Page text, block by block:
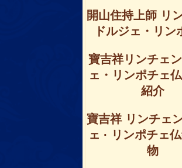
開山住持上師 リ
ドルジェ・リン
寶吉祥リンチェ
ェ・リンポチェ
紹介
寶吉祥 リンチェ
ェ · リンポチェ
物